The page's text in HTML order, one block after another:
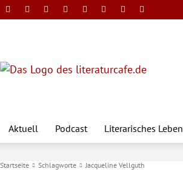
Aktuell Podcast Literarisches Leben
Startseite Schlagworte Jacqueline Vellguth